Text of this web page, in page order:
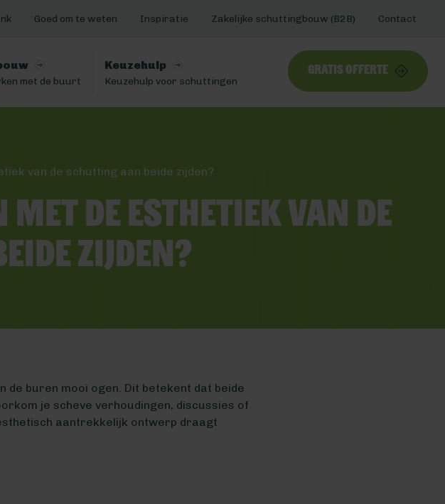
Goed om te weten Inspiratie Zakelijke schuttingbouw (B2B) Contact
met de buurt
Keuzehulp
Keuzehulp voor schuttingen
Gratis offerte
van de schutting aan beide zijden?
de esthetiek van de
zijden?
de buren mooi ogen. Dit betekent dat beide
je scheve verhoudingen, discussies of
aantrekkelijk ontwerp draagt